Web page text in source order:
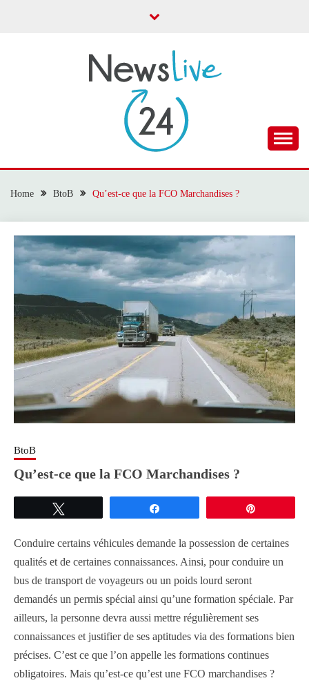
NEWS LIVE 24
Home BtoB Qu’est-ce que la FCO Marchandises ?
BtoB
Qu’est-ce que la FCO Marchandises ?
Conduire certains véhicules demande la possession de certaines
qualités et de certaines connaissances. Ainsi, pour conduire un
bus de transport de voyageurs ou un poids lourd seront
demandés un permis spécial ainsi qu’une formation spéciale. Par
ailleurs, la personne devra aussi mettre régulièrement ses
connaissances et justifier de ses aptitudes via des formations bien
précises. C’est ce que l’on appelle les formations continues
obligatoires. Mais qu’est-ce qu’est une FCO marchandises ?